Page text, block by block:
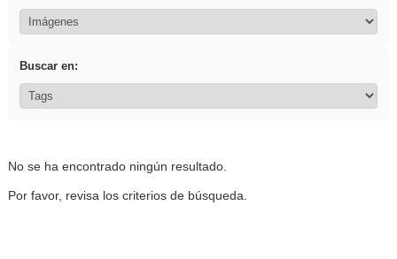
Buscar en:
No se ha encontrado ningún resultado.
Por favor, revisa los criterios de búsqueda.